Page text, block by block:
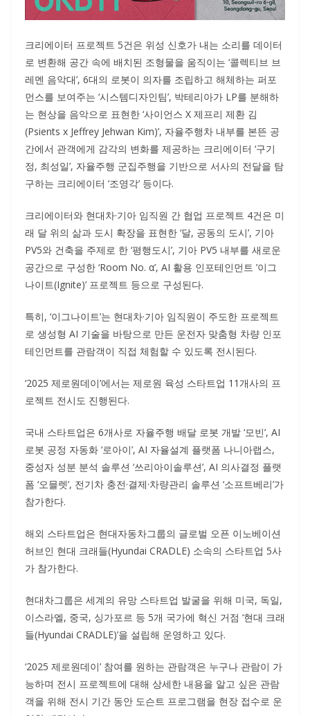
크리에이터 프로젝트 5건은 위성 신호가 내는 소리를 데이터
로 변환해 공간 속에 배치된 조형물을 움직이는 ‘콜렉티브 브
레멘 음악대’, 6대의 로봇이 의자를 조립하고 해체하는 퍼포
먼스를 보여주는 ‘시스템디자인팀’, 박테리아가 LP를 분해하
는 현상을 음악으로 표현한 ‘사이언스 X 제프리 제환 김
(Psients x Jeffrey Jehwan Kim)’, 자율주행차 내부를 본뜬 공
간에서 관객에게 감각의 변화를 제공하는 크리에이터 ‘구기
정, 최성일’, 자율주행 군집주행을 기반으로 서사의 전달을 탐
구하는 크리에이터 ‘조영각’ 등이다.
크리에이터와 현대차·기아 임직원 간 협업 프로젝트 4건은 미
래 달 위의 삶과 도시 확장을 표현한 ‘달, 공동의 도시’, 기아
PV5와 건축을 주제로 한 ‘평행도시’, 기아 PV5 내부를 새로운
공간으로 구성한 ‘Room No. α’, AI 활용 인포테인먼트 ’이그
나이트(Ignite)’ 프로젝트 등으로 구성된다.
특히, ‘이그나이트’는 현대차·기아 임직원이 주도한 프로젝트
로 생성형 AI 기술을 바탕으로 만든 운전자 맞춤형 차량 인포
테인먼트를 관람객이 직접 체험할 수 있도록 전시된다.
‘2025 제로원데이’에서는 제로원 육성 스타트업 11개사의 프
로젝트 전시도 진행된다.
국내 스타트업은 6개사로 자율주행 배달 로봇 개발 ‘모빈’, AI
로봇 공정 자동화 ‘로아이’, AI 자율설계 플랫폼 나니아랩스,
중성자 성분 분석 솔루션 ‘쓰리아이솔루션’, AI 의사결정 플랫
폼 ‘오믈렛’, 전기차 충전·결제·차량관리 솔루션 ‘소프트베리’가
참가한다.
해외 스타트업은 현대자동차그룹의 글로벌 오픈 이노베이션
허브인 현대 크래들(Hyundai CRADLE) 소속의 스타트업 5사
가 참가한다.
현대차그룹은 세계의 유망 스타트업 발굴을 위해 미국, 독일,
이스라엘, 중국, 싱가포르 등 5개 국가에 혁신 거점 ‘현대 크래
들(Hyundai CRADLE)’을 설립해 운영하고 있다.
‘2025 제로원데이’ 참여를 원하는 관람객은 누구나 관람이 가
능하며 전시 프로젝트에 대해 상세한 내용을 알고 싶은 관람
객을 위해 전시 기간 동안 도슨트 프로그램을 현장 접수로 운